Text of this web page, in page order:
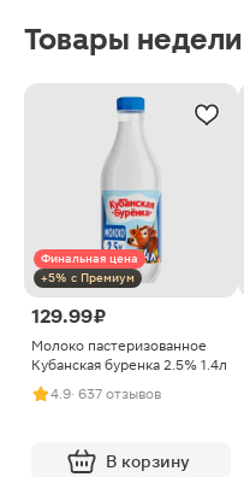
Товары недели
Финальная цена
+5% с Премиум
129.99 ₽
Молоко пастеризованное
Кубанская буренка 2.5% 1.4л
4.9· 637 отзывов
В корзину